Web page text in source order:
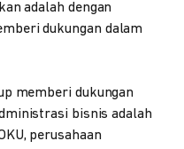
adalah dengan
dukungan dalam
memberi dukungan
bisnis adalah
perusahaan